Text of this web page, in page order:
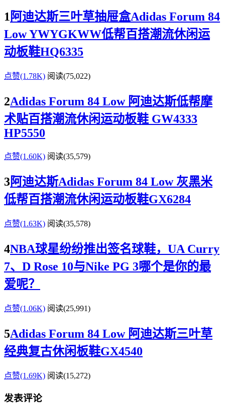
1 阿迪达斯三叶草抽屉盒Adidas Forum 84
Low YWYGKWW低帮百搭潮流休闲运
动板鞋HQ6335
点赞(1.78K) 阅读(75,022)
2Adidas Forum 84 Low 阿迪达斯低帮摩
术贴百搭潮流休闲运动板鞋 GW4333
HP5550
点赞(1.60K) 阅读(35,579)
3阿迪达斯Adidas Forum 84 Low 灰黑米
低帮百搭潮流休闲运动板鞋GX6284
点赞(1.63K) 阅读(35,578)
4NBA球星纷纷推出签名球鞋，UA Curry
7、D Rose 10与Nike PG 3哪个是你的最
爱呢？
点赞(1.06K) 阅读(25,991)
5Adidas Forum 84 Low 阿迪达斯三叶草
经典复古休闲板鞋GX4540
点赞(1.69K) 阅读(15,272)
发表评论